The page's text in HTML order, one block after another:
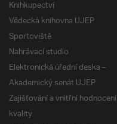
Knihkupectví
Vědecká knihovna UJEP
Sportoviště
Nahrávací studio
Elektronická úřední deska –
Akademický senát UJEP
Zajišťování a vnitřní hodnocení
kvality